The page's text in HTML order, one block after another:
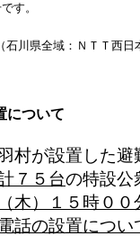
す。
石川県全域：ＮＴＴ西日
について
村が設置した避
７５台の特設公
木）１５時０
話の設置につい